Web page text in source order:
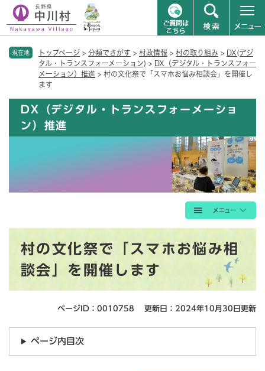
現在地 トップページ > 分類でさがす > 村政情報 > 村の取り組み > DX(デジ
タル・トランスフォーメーション) > DX（デジタル・トランスフォー
メーション）推進 > 村の文化祭で「スマホお悩み相談会」を開催し
ます
DX（デジタル・トランスフォーメーショ
ン）推進
村の文化祭で「スマホお悩み相
談会」を開催します
ページID：0010758 更新日：2024年10月30日更新
ページ内目次